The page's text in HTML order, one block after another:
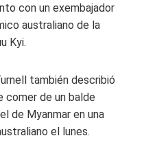
con un exembajador
australiano de la
Kyi.
también describió
comer de un balde
de Myanmar en una
el lunes.